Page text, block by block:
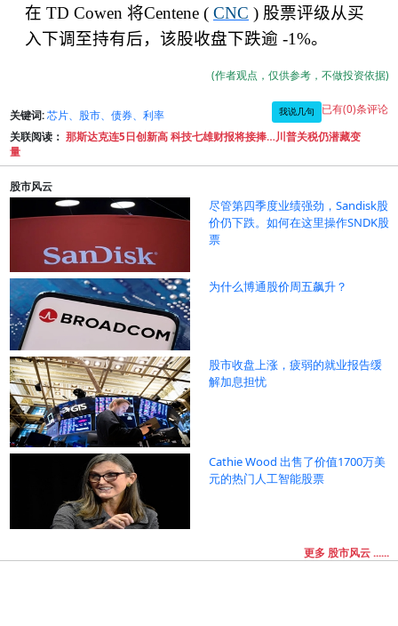
在 TD Cowen 将Centene ( CNC ) 股票评级从买
入下调至持有后，该股收盘下跌逾 -1%。
(作者观点，仅供参考，不做投资依据)
关键词: 芯片、股市、债券、利率 我说几句 已有(0)条评论
关联阅读： 那斯达克连5日创新高 科技七雄财报将接捧…川普关税仍潜藏变
量
股市风云
尽管第四季度业绩强劲，Sandisk股
价仍下跌。如何在这里操作SNDK股
票
为什么博通股价周五飙升？
股市收盘上涨，疲弱的就业报告缓
解加息担忧
Cathie Wood 出售了价值1700万美
元的热门人工智能股票
更多 股市风云 ......